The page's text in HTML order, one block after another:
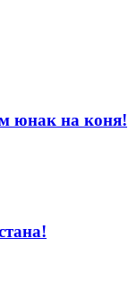
юнак на коня!